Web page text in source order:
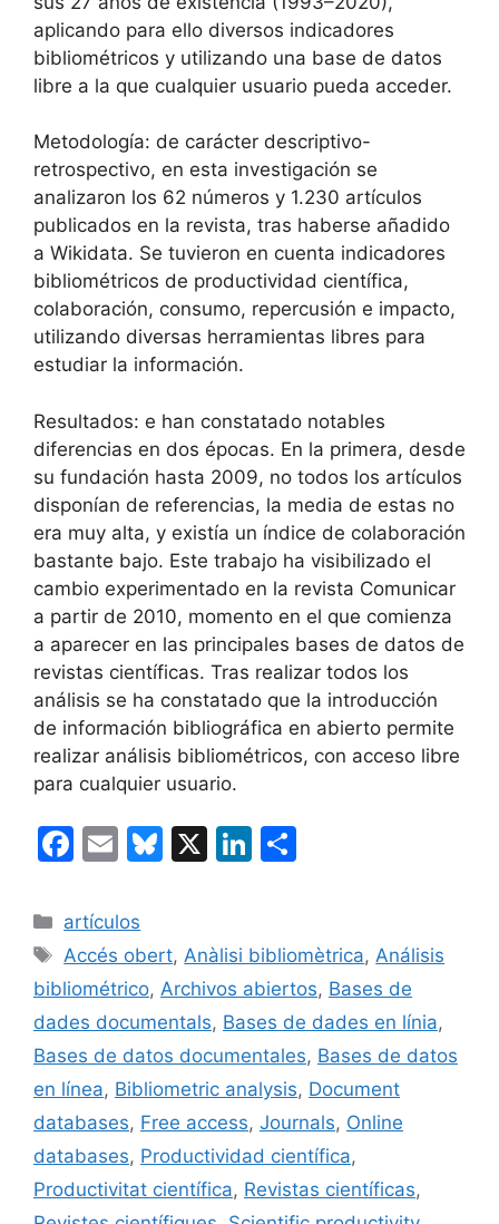
aplicando para ello diversos indicadores
bibliométricos y utilizando una base de datos
libre a la que cualquier usuario pueda acceder.
Metodología: de carácter descriptivo-
retrospectivo, en esta investigación se
analizaron los 62 números y 1.230 artículos
publicados en la revista, tras haberse añadido
a Wikidata. Se tuvieron en cuenta indicadores
bibliométricos de productividad científica,
colaboración, consumo, repercusión e impacto,
utilizando diversas herramientas libres para
estudiar la información.
Resultados: e han constatado notables
diferencias en dos épocas. En la primera, desde
su fundación hasta 2009, no todos los artículos
disponían de referencias, la media de estas no
era muy alta, y existía un índice de colaboración
bastante bajo. Este trabajo ha visibilizado el
cambio experimentado en la revista Comunicar
a partir de 2010, momento en el que comienza
a aparecer en las principales bases de datos de
revistas científicas. Tras realizar todos los
análisis se ha constatado que la introducción
de información bibliográfica en abierto permite
realizar análisis bibliométricos, con acceso libre
para cualquier usuario.
F
c
e
b
o
o
k
E
ai
l
Bl
s
k
y
X
Li
e
dI
n
p
ar
tir
Categorías
artículos
Etiquetas
Accés obert,Anàlisi bibliomètrica,Análisis
bibliométrico, Archivos abiertos, Bases de
dades documentals, Bases de dades en línia,
Bases de datos documentales, Bases de datos
en línea, Bibliometric analysis, Document
databases, Free access, Journals, Online
databases, Productividad científica,
Productivitat científica, Revistas científicas,